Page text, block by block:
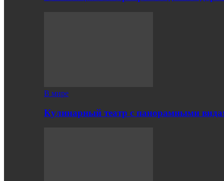
В мире
Кулинарный театр с панорамными